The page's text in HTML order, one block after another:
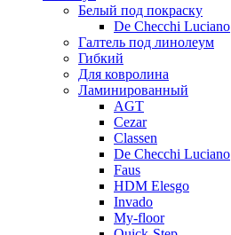
Белый под покраску
De Checchi Luciano
Галтель под линолеум
Гибкий
Для ковролина
Ламинированный
AGT
Cezar
Classen
De Checchi Luciano
Faus
HDM Elesgo
Invado
My-floor